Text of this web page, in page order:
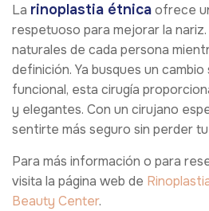
La rinoplastia étnicaofrece
respetuoso para mejorar la
naturales de cada persona
definición. Ya busques un
funcional, esta cirugía
y elegantes. Con un cirujano
sentirte más seguro sin perder
Para más información o para
visita la página web de
Beauty Center.